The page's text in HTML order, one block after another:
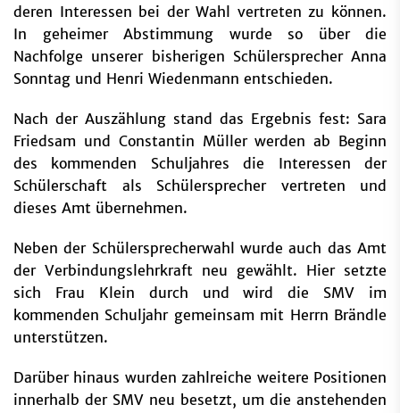
deren Interessen bei der Wahl vertreten zu können.
In geheimer Abstimmung wurde so über die
Nachfolge unserer bisherigen Schülersprecher Anna
Sonntag und Henri Wiedenmann entschieden.
Nach der Auszählung stand das Ergebnis fest: Sara
Friedsam und Constantin Müller werden ab Beginn
des kommenden Schuljahres die Interessen der
Schülerschaft als Schülersprecher vertreten und
dieses Amt übernehmen.
Neben der Schülersprecherwahl wurde auch das Amt
der Verbindungslehrkraft neu gewählt. Hier setzte
sich Frau Klein durch und wird die SMV im
kommenden Schuljahr gemeinsam mit Herrn Brändle
unterstützen.
Darüber hinaus wurden zahlreiche weitere Positionen
innerhalb der SMV neu besetzt, um die anstehenden